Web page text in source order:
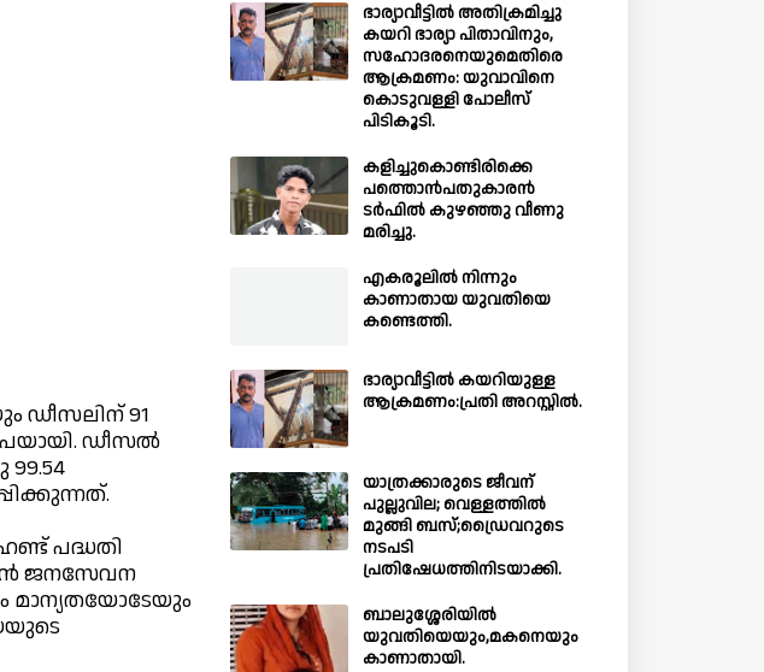
ഡീസലിന് 91
ഡീസല്‍
പദ്ധതി
ജനസേവന
മാന്യതയോടേയും
ഭാര്യാവീട്ടിൽ അതിക്രമിച്ചു
കയറി ഭാര്യാ പിതാവിനും,
സഹോദരനെയുമെതിരെ
ആക്രമണം: യുവാവിനെ
കൊടുവള്ളി പോലീസ്
പിടികൂടി.
കളിച്ചുകൊണ്ടിരിക്കെ
പത്തൊൻപതുകാരൻ
ടർഫിൽ കുഴഞ്ഞു വീണു
മരിച്ചു.
എകരൂലിൽ നിന്നും
കാണാതായ യുവതിയെ
കണ്ടെത്തി.
ഭാര്യാവീട്ടിൽ കയറിയുള്ള
ആക്രമണം:പ്രതി അറസ്റ്റിൽ.
യാത്രക്കാരുടെ ജീവന്
പുല്ലുവില; വെള്ളത്തിൽ
മുങ്ങി ബസ്;ഡ്രൈവറുടെ
നടപടി
പ്രതിഷേധത്തിനിടയാക്കി.
ബാലുശ്ശേരിയില്‍
യുവതിയെയും,മകനെയും
കാണാതായി.